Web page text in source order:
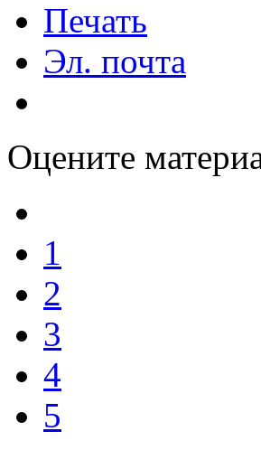
Печать
Эл. почта
Оцените
1
2
3
4
5